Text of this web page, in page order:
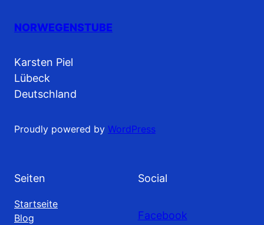
NORWEGENSTUBE
Karsten Piel
Lübeck
Deutschland
Proudly powered by WordPress
Seiten
Startseite
Blog
Social
Facebook